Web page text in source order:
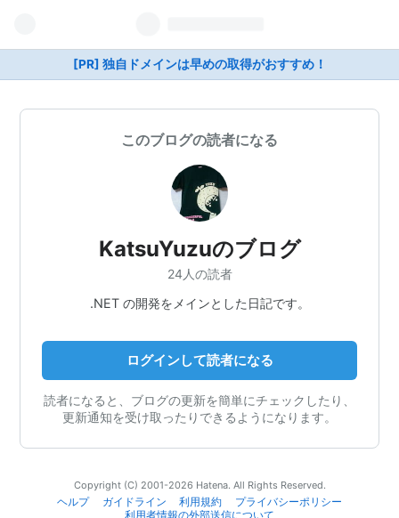
[PR] 独自ドメインは早めの取得がおすすめ！
このブログの読者になる
KatsuYuzuのブログ
24人の読者
.NET の開発をメインとした日記です。
ログインして読者になる
読者になると、ブログの更新を簡単にチェックしたり、
更新通知を受け取ったりできるようになります。
Copyright (C) 2001-2026 Hatena. All Rights Reserved.
ヘルプ
ガイドライン 利用規約
プライバシーポリシー